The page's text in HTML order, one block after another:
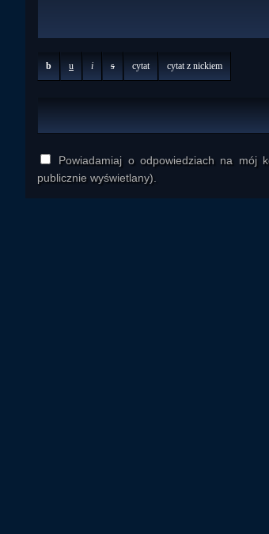
b u i s cytat cytat z nickiem
Powiadamiaj o odpowiedziach na mój
publicznie wyświetlany).